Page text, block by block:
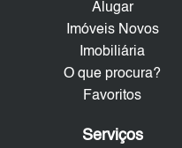
Alugar
Imóveis Novos
Imobiliária
O que procura?
Favoritos
Serviços